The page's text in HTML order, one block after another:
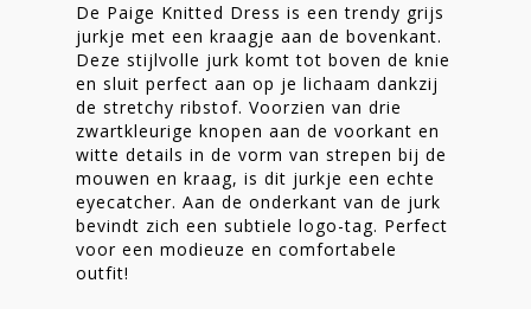
De Paige Knitted Dress is een trendy grijs
jurkje met een kraagje aan de bovenkant.
Deze stijlvolle jurk komt tot boven de knie
en sluit perfect aan op je lichaam dankzij
de stretchy ribstof. Voorzien van drie
zwartkleurige knopen aan de voorkant en
witte details in de vorm van strepen bij de
mouwen en kraag, is dit jurkje een echte
eyecatcher. Aan de onderkant van de jurk
bevindt zich een subtiele logo-tag. Perfect
voor een modieuze en comfortabele
outfit!